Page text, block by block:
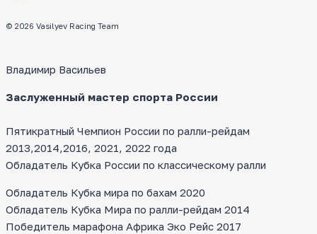
© 2026 Vasilyev Racing Team
Владимир Васильев
Заслуженный мастер спорта России
Пятикратный Чемпион России по ралли-рейдам
2013,2014,2016, 2021, 2022 года
Обладатель Кубка России по классическому ралли
Обладатель Кубка мира по бахам 2020
Обладатель Кубка Мира по ралли-рейдам 2014
Победитель марафона Африка Эко Рейс 2017